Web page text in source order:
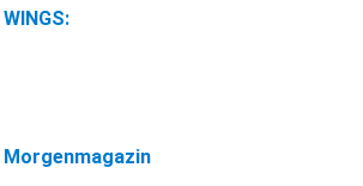
WINGS:
Morgenmagazin